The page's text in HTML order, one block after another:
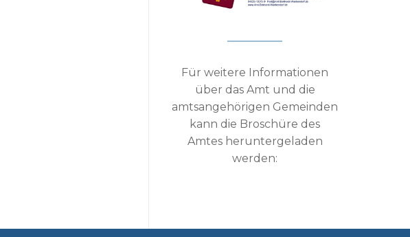
Für weitere Informationen
über das Amt und die
amtsangehörigen Gemeinden
kann die Broschüre des
Amtes heruntergeladen
werden: